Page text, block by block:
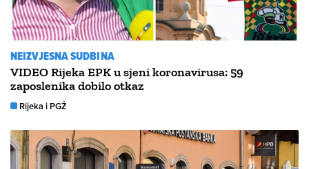
NEIZVJESNA SUDBINA
VIDEO Rijeka EPK u sjeni koronavirusa: 59
zaposlenika dobilo otkaz
Rijeka i PGŽ